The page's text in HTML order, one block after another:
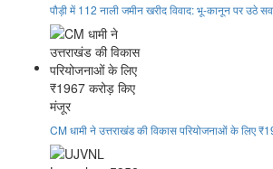
पौड़ी में 112 नाली जमीन खरीद विवाद: भू-कानून पर उठे
CM धामी ने उत्तराखंड की विकास परियोजनाओं के लिए